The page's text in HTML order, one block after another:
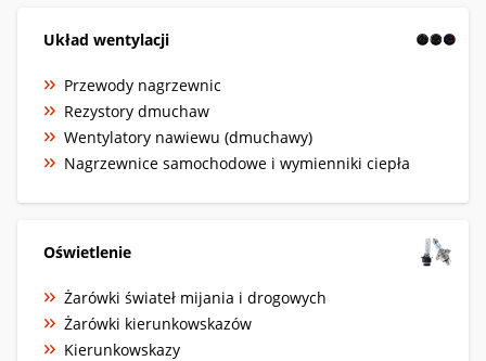
Układ wentylacji
Przewody nagrzewnic
Rezystory dmuchaw
Wentylatory nawiewu (dmuchawy)
Nagrzewnice samochodowe i wymienniki ciepła
Oświetlenie
Żarówki świateł mijania i drogowych
Żarówki kierunkowskazów
Kierunkowskazy